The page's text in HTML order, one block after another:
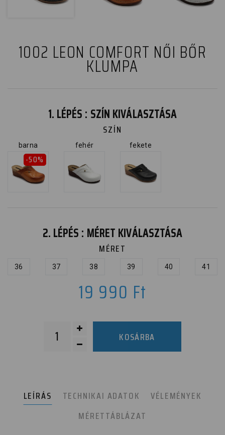
1002 LEON COMFORT NŐI BŐR
KLUMPA
1. LÉPÉS : SZÍN KIVÁLASZTÁSA
SZÍN
barna
-50%
fehér fekete
2. LÉPÉS : MÉRET KIVÁLASZTÁSA
MÉRET
36 37 38 39 40 41
19 990 Ft
KOSÁRBA
LEÍRÁS TECHNIKAI ADATOK
VÉLEMÉNYEK
MÉRETTÁBLÁZAT